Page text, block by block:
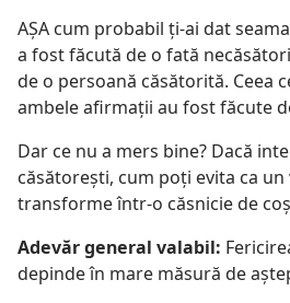
AŞA cum probabil ţi-ai dat
a fost făcută de o fată
de o persoană căsătorită. Ceea
ambele afirmaţii au fost făcute
Dar ce nu a mers bine? Dacă
căsătoreşti, cum poţi evita ca
transforme într-o căsnicie de
Adevăr general valabil:
depinde în mare măsură de